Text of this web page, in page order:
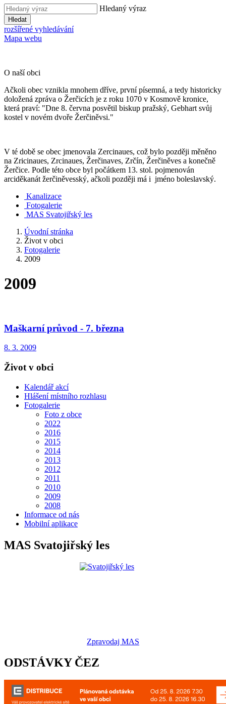
Hledaný výraz
Hledat
rozšířené vyhledávání
Mapa webu
O naší obci
Ačkoli obec vznikla mnohem dříve, první písemná, a tedy historicky
doložená zpráva o Žerčicích je z roku 1070 v Kosmově kronice,
která praví: "Dne 8. června posvětil biskup pražský, Gebhart svůj
kostel v novém dvoře Žerčiněvsi."
V té době se obec jmenovala Zercinaues, což bylo později měněno
na Zricinaues, Zrcinaues, Žerčinaves, Zrčín, Žerčiněves a konečně
Žerčice. Podle této obce byl počátkem 13. stol. pojmenován
arciděkanát žerčiněvesský, ačkoli později má i jméno boleslavský.
Kanalizace
Fotogalerie
MAS Svatojiřský les
Úvodní stránka
Život v obci
Fotogalerie
2009
2009
Maškarní průvod - 7. března
8. 3. 2009
Život v obci
Kalendář akcí
Hlášení místního rozhlasu
Fotogalerie
Foto z obce
2022
2016
2015
2014
2013
2012
2011
2010
2009
2008
Informace od nás
Mobilní aplikace
MAS Svatojiřský les
Zpravodaj MAS
ODSTÁVKY ČEZ